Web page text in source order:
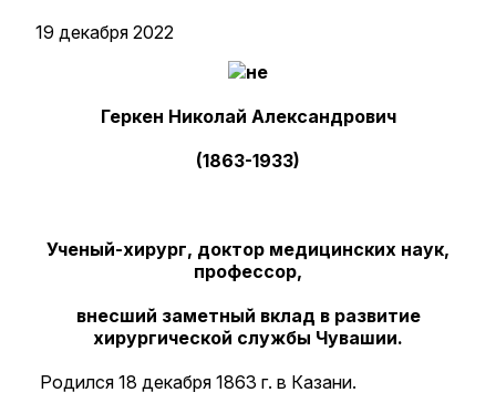
19 декабря 2022
Геркен Николай Александрович
(1863-1933)
Ученый-хирург, доктор медицинских наук,
профессор,
внесший заметный вклад в развитие
хирургической службы Чувашии.
Родился 18 декабря 1863 г. в Казани.